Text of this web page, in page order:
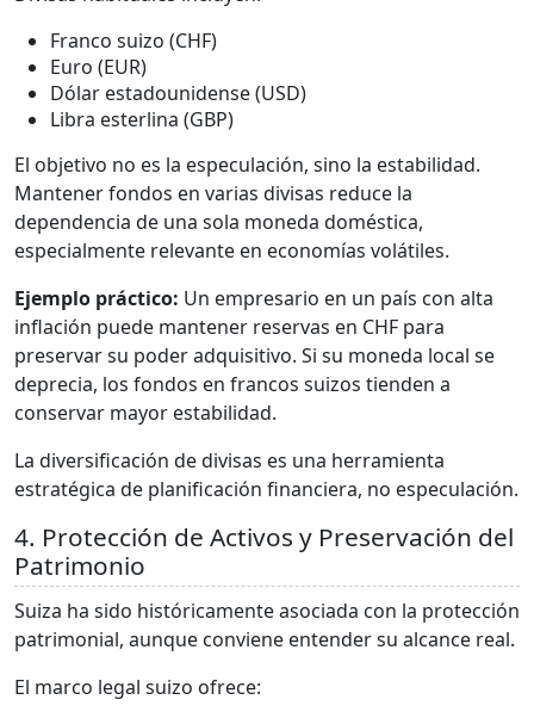
Franco suizo (CHF)
Euro (EUR)
Dólar estadounidense (USD)
Libra esterlina (GBP)
El objetivo no es la especulación, sino la estabilidad.
Mantener fondos en varias divisas reduce la
dependencia de una sola moneda doméstica,
especialmente relevante en economías volátiles.
Ejemplo práctico: Un empresario en un país con alta
inflación puede mantener reservas en CHF para
preservar su poder adquisitivo. Si su moneda local se
deprecia, los fondos en francos suizos tienden a
conservar mayor estabilidad.
La diversificación de divisas es una herramienta
estratégica de planificación financiera, no especulación.
4. Protección de Activos y Preservación del
Patrimonio
Suiza ha sido históricamente asociada con la protección
patrimonial, aunque conviene entender su alcance real.
El marco legal suizo ofrece: